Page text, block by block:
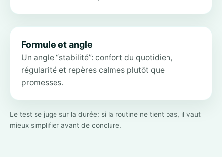
Formule et angle
Un angle “stabilité”: confort du quotidien,
régularité et repères calmes plutôt que
promesses.
Le test se juge sur la durée: si la routine ne tient pas, il vaut
mieux simplifier avant de conclure.